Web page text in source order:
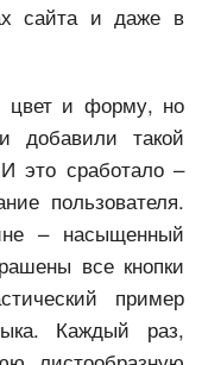
сайта и даже в
цвет и форму, но
добавили такой
это сработало –
пользователя.
– насыщенный
все кнопки
пример
Каждый раз,